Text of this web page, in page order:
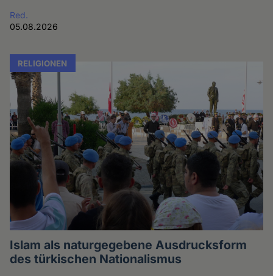
Red.
05.08.2026
RELIGIONEN
Islam als naturgegebene Ausdrucksform
des türkischen Nationalismus